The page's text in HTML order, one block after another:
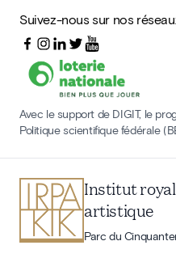
Suivez-nous sur nos
Avec le support de DIGIT, le
Politique scientifique fédérale
Institut
artistique
Parc du